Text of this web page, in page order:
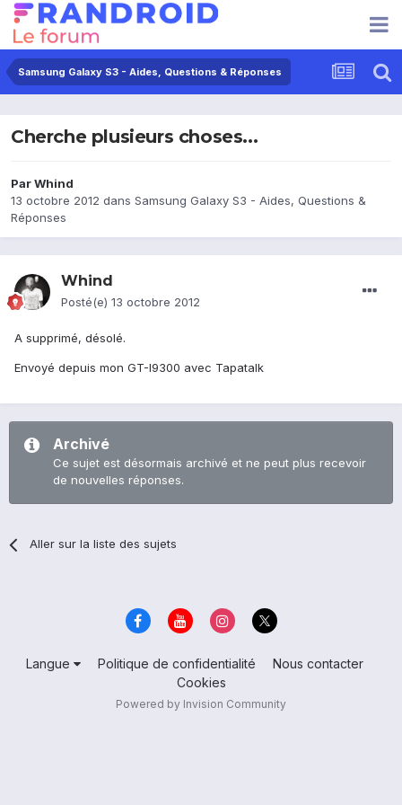
Samsung Galaxy S3 - Aides, Questions & Réponses
Cherche plusieurs choses...
ParWhind
13 octobre 2012 dans Samsung Galaxy S3 - Aides, Questions &
Réponses
Whind
Posté(e) 13 octobre 2012
A supprimé, désolé.
Envoyé depuis mon GT-I9300 avec Tapatalk
Archivé
Ce sujet est désormais archivé et ne peut plus recevoir
de nouvelles réponses.
Aller sur la liste des sujets
Langue Politique de confidentialité
Nous contacter
Cookies
Powered by Invision Community